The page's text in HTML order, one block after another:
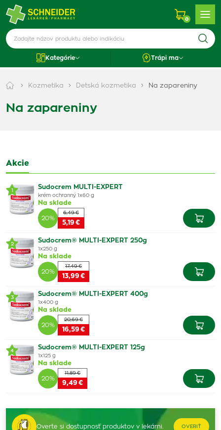
0
Kategórie Trápi ma
Kozmetika Detská kozmetika Na zapareniny
Na zapareniny
Akcie
1 Sudocrem MULTI-EXPERT
krém ochranný 1x60 g
Na sklade
20%
6,49 €
5,19 €
2 Sudocrem® MULTI-EXPERT 250g
1x250 g
Na sklade
20%
17,49 €
13,99 €
3 Sudocrem® MULTI-EXPERT 400g
1x400 g
Na sklade
20%
20,69 €
16,59 €
4 Sudocrem® MULTI-EXPERT 125g
1x125 g
Na sklade
20%
11,89 €
9,49 €
Overte si dostupnosť produktov v lekárni. OVERIŤ